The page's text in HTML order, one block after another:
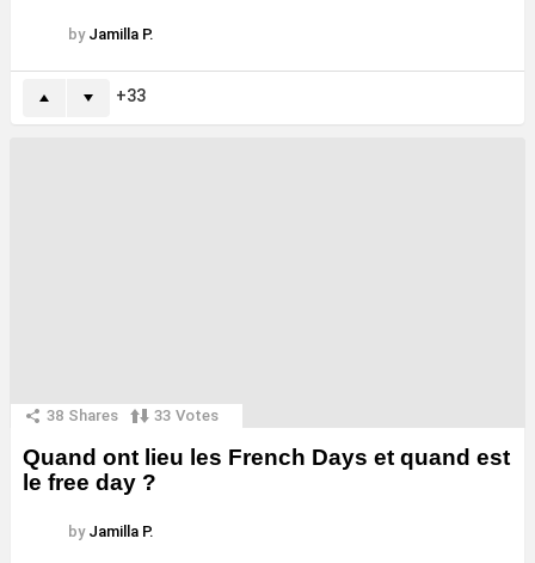
by Jamilla P.
33
38 Shares 33 Votes
Quand ont lieu les French Days et quand est
le free day ?
by Jamilla P.